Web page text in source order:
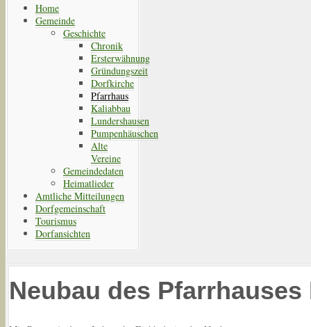
Home
Gemeinde
Geschichte
Chronik
Ersterwähnung
Gründungszeit
Dorfkirche
Pfarrhaus
Kaliabbau
Lundershausen
Pumpenhäuschen
Alte
Vereine
Gemeindedaten
Heimatlieder
Amtliche Mitteilungen
Dorfgemeinschaft
Tourismus
Dorfansichten
Neubau des